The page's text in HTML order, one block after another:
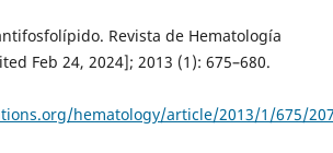
Revista de Hematología
Feb 24, 2024]; 2013 (1): 675–680.
hematology/article/2013/1/675/